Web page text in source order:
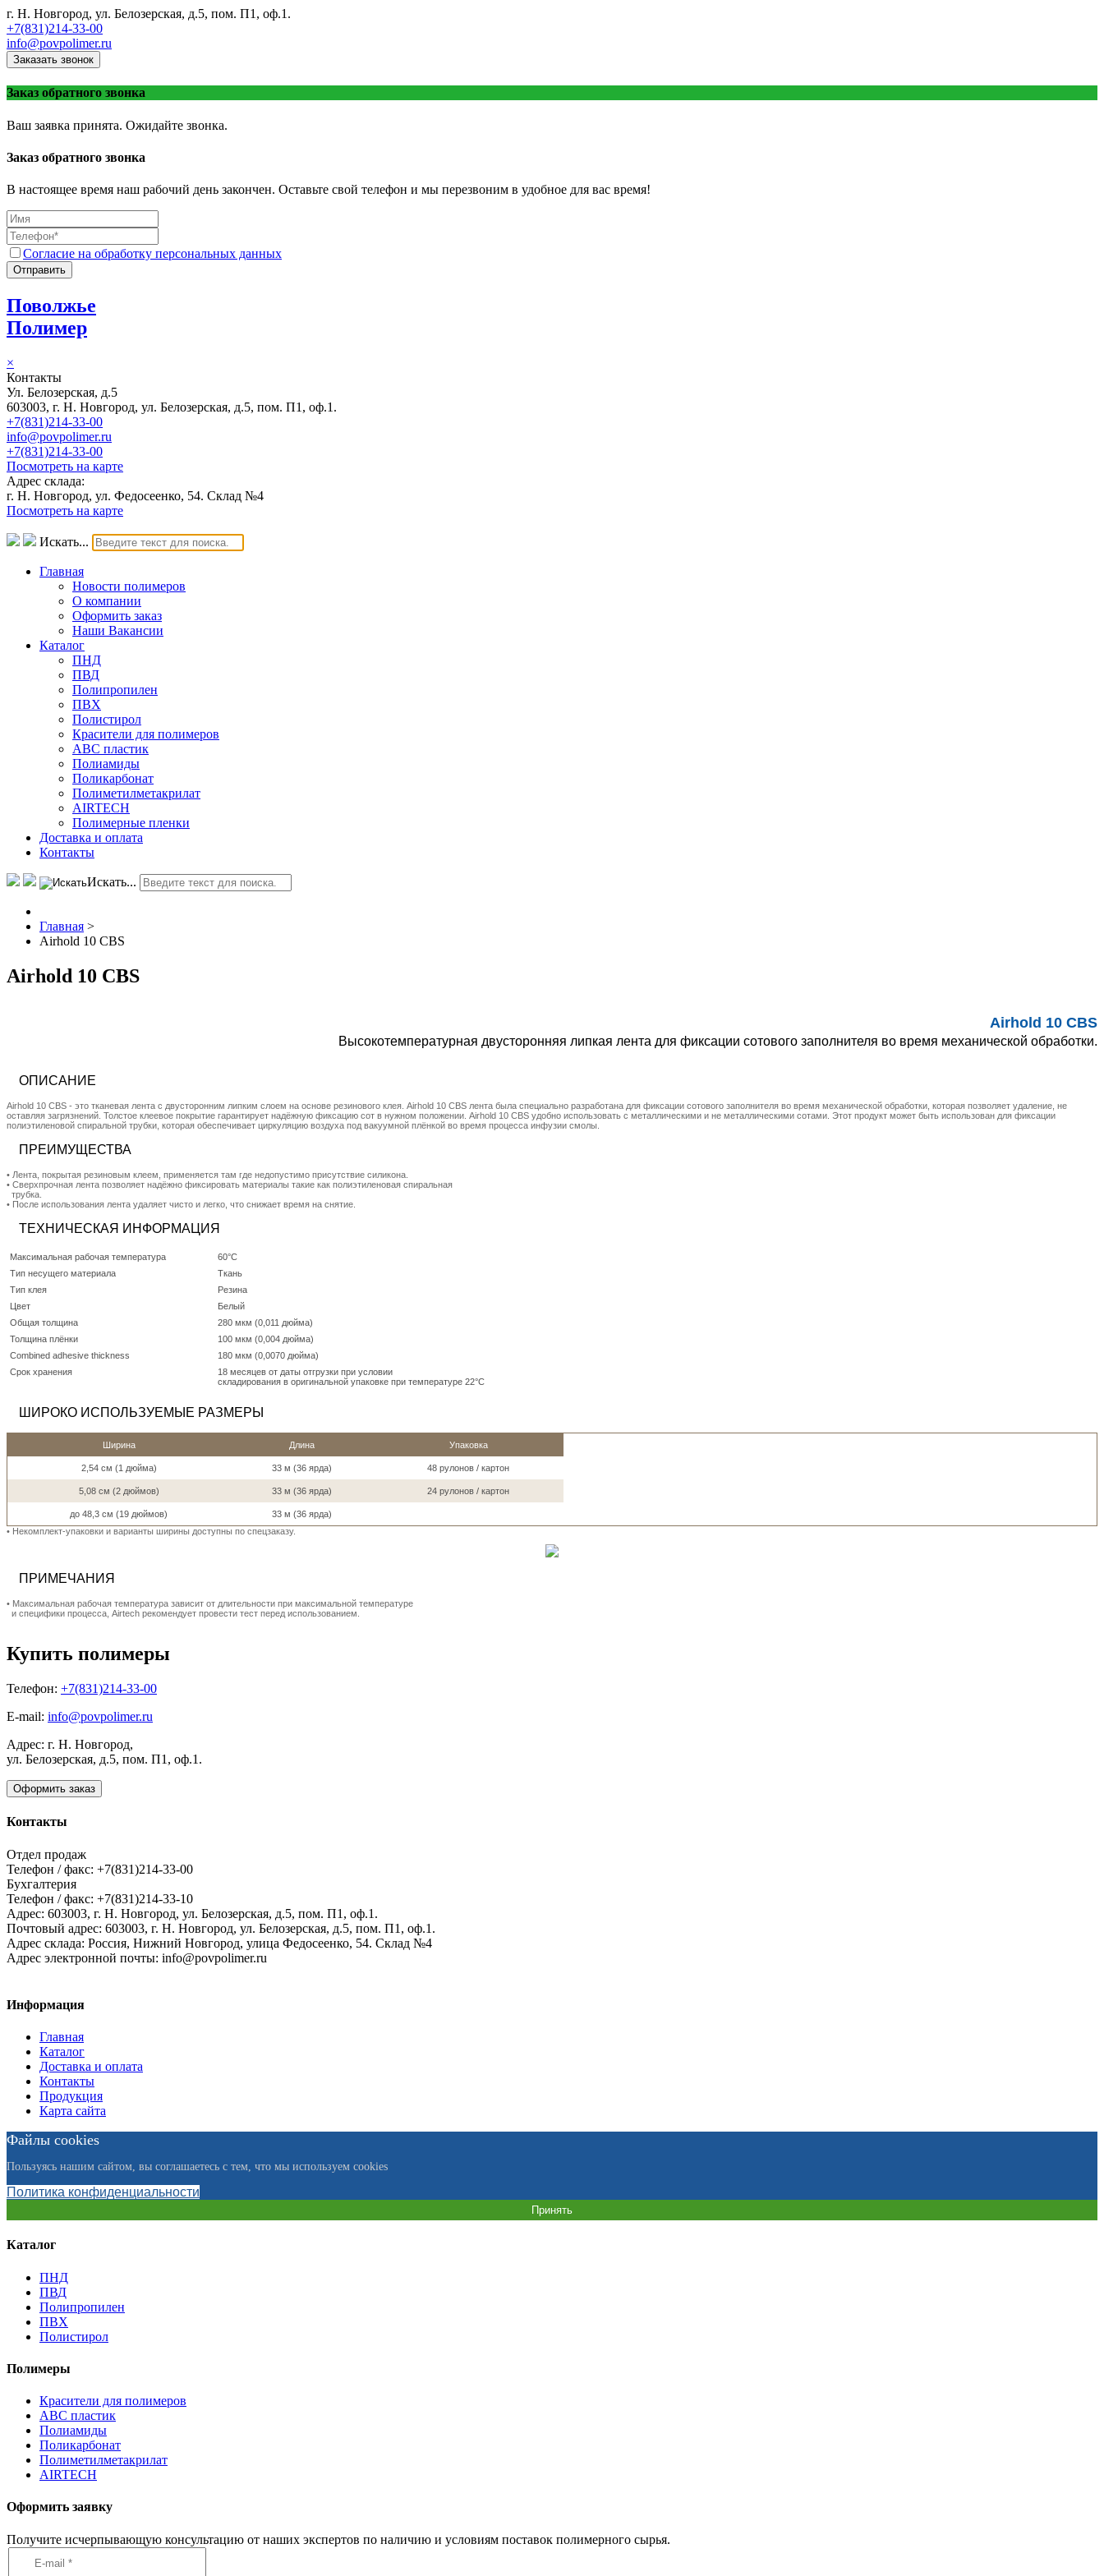
г. Н. Новгород, ул. Белозерская, д.5, пом. П1, оф.1.
+7(831)214-33-00
info@povpolimer.ru
Заказать звонок
Заказ обратного звонка
Ваш заявка принята. Ожидайте звонка.
Заказ обратного звонка
В настоящее время наш рабочий день закончен. Оставьте свой телефон и мы перезвоним в удобное для вас время!
Согласие на обработку персональных данных
Отправить
Поволжье
Полимер
×
Контакты
Ул. Белозерская, д.5
603003, г. Н. Новгород, ул. Белозерская, д.5, пом. П1, оф.1.
+7(831)214-33-00
info@povpolimer.ru
+7(831)214-33-00
Посмотреть на карте
Адрес склада:
г. Н. Новгород, ул. Федосеенко, 54. Склад №4
Посмотреть на карте
Искать...
Главная
Новости полимеров
О компании
Оформить заказ
Наши Вакансии
Каталог
ПНД
ПВД
Полипропилен
ПВХ
Полистирол
Красители для полимеров
АВС пластик
Полиамиды
Поликарбонат
Полиметилметакрилат
AIRTECH
Полимерные пленки
Доставка и оплата
Контакты
Искать...
Главная >
Airhold 10 CBS
Airhold 10 CBS
Airhold 10 CBS
Высокотемпературная двусторонняя липкая лента для фиксации сотового заполнителя во время механической обработки.
ОПИСАНИЕ
Airhold 10 CBS - это тканевая лента с двусторонним липким слоем на основе резинового клея. Airhold 10 CBS лента была специально разработана для фиксации сотового заполнителя во время механической обработки, которая позволяет удаление, не
оставляя загрязнений. Толстое клеевое покрытие гарантирует надёжную фиксацию сот в нужном положении. Airhold 10 CBS удобно использовать с металлическими и не металлическими сотами. Этот продукт может быть использован для фиксации
полиэтиленовой спиральной трубки, которая обеспечивает циркуляцию воздуха под вакуумной плёнкой во время процесса инфузии смолы.
ПРЕИМУЩЕСТВА
• Лента, покрытая резиновым клеем, применяется там где недопустимо присутствие силикона.
• Cверхпрочная лента позволяет надёжно фиксировать материалы такие как полиэтиленовая спиральная
трубка.
• После использования лента удаляет чисто и легко, что снижает время на снятие.
ТЕХНИЧЕСКАЯ ИНФОРМАЦИЯ
Максимальная рабочая температура
60°C
Тип несущего материала
Ткань
Тип клея
Резина
Цвет
Белый
Общая толщина
280 мкм (0,011 дюйма)
Толщина плёнки
100 мкм (0,004 дюйма)
Combined adhesive thickness
180 мкм (0,0070 дюйма)
Срок хранения
18 месяцев от даты отгрузки при условии
складирования в оригинальной упаковке при температуре 22°C
ШИРОКО ИСПОЛЬЗУЕМЫЕ РАЗМЕРЫ
Ширина Длина Упаковка
2,54 см (1 дюйма) 33 м (36 ярда) 48 рулонов / картон
5,08 см (2 дюймов) 33 м (36 ярда) 24 рулонов / картон
до 48,3 см (19 дюймов)
33 м (36 ярда)
• Hекомплект-упаковки и варианты ширины доступны по спецзаказу.
ПРИМЕЧАНИЯ
• Максимальная рабочая температура зависит от длительности при максимальной температуре
и специфики процесса, Airtech рекомендует провести тест перед использованием.
Купить полимеры
Телефон: +7(831)214-33-00
E-mail: info@povpolimer.ru
Адрес: г. Н. Новгород,
ул. Белозерская, д.5, пом. П1, оф.1.
Оформить заказ
Контакты
Отдел продаж
Телефон / факс: +7(831)214-33-00
Бухгалтерия
Телефон / факс: +7(831)214-33-10
Адрес: 603003, г. Н. Новгород, ул. Белозерская, д.5, пом. П1, оф.1.
Почтовый адрес: 603003, г. Н. Новгород, ул. Белозерская, д.5, пом. П1, оф.1.
Адрес склада: Россия, Нижний Новгород, улица Федосеенко, 54. Склад №4
Адрес электронной почты: info@povpolimer.ru
Информация
Главная
Каталог
Доставка и оплата
Контакты
Продукция
Карта сайта
Файлы cookies
Пользуясь нашим сайтом, вы соглашаетесь с тем, что мы используем cookies
Политика конфиденциальности
Принять
Каталог
ПНД
ПВД
Полипропилен
ПВХ
Полистирол
Полимеры
Красители для полимеров
АВС пластик
Полиамиды
Поликарбонат
Полиметилметакрилат
AIRTECH
Оформить заявку
Получите исчерпывающую консультацию от наших экспертов по наличию и условиям поставок полимерного сырья.